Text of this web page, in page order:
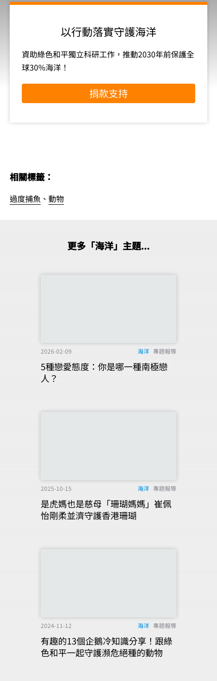
以行動落實守護海洋
資助綠色和平獨立科研工作，推動2030年前保護全
球30%海洋！
捐款支持
相關標籤：
過度捕魚 、 動物
更多「海洋」主題...
2026-02-09 海洋 專題報導
5種戀愛態度：你是哪一種南極戀
人？
2025-10-15 海洋 專題報導
是虎媽也是慈母「珊瑚媽媽」崔佩
怡剛柔並濟守護香港珊瑚
2024-11-12 海洋 專題報導
有趣的13個企鵝冷知識分享！跟綠
色和平一起守護瀕危絕種的動物